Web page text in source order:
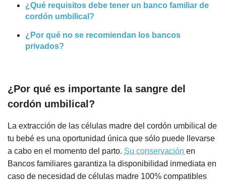
¿Qué requisitos debe tener un banco familiar de
cordón umbilical?
¿Por qué no se recomiendan los bancos
privados?
¿Por qué es importante la sangre del
cordón umbilical?
La extracción de las células madre del cordón umbilical de
tu bebé es una oportunidad única que sólo puede llevarse
a cabo en el momento del parto. Su conservación en
Bancos familiares garantiza la disponibilidad inmediata en
caso de necesidad de células madre 100% compatibles